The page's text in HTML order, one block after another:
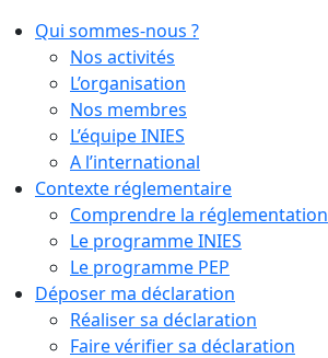
Qui sommes-nous ?
Nos activités
L’organisation
Nos membres
L’équipe INIES
A l’international
Contexte réglementaire
Comprendre la réglementation
Le programme INIES
Le programme PEP
Déposer ma déclaration
Réaliser sa déclaration
Faire vérifier sa déclaration